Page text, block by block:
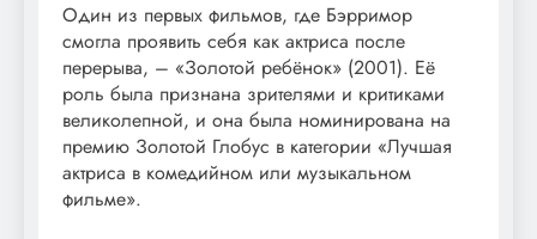
Один из первых фильмов, где Бэрримор
смогла проявить себя как актриса после
перерыва, – «Золотой ребёнок» (2001). Её
роль была признана зрителями и критиками
великолепной, и она была номинирована на
премию Золотой Глобус в категории «Лучшая
актриса в комедийном или музыкальном
фильме».